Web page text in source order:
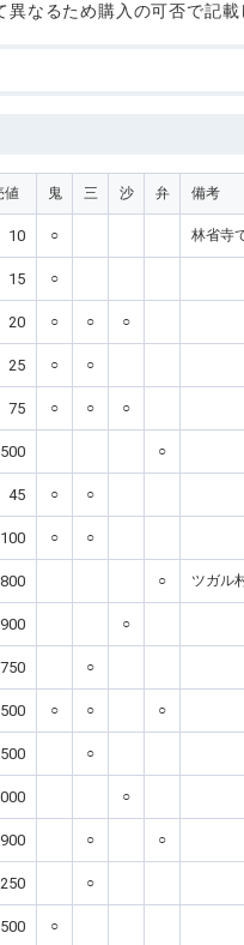
なるため購入の可否で記載
値 鬼 三 沙 弁 備考
10 ○ 林省寺
15 ○
20 ○ ○ ○
25 ○ ○
75 ○ ○ ○
500 ○
45 ○ ○
100 ○ ○
800 ○ ツガル
900 ○
750 ○
500 ○ ○ ○
500 ○
○
900 ○ ○
○
○